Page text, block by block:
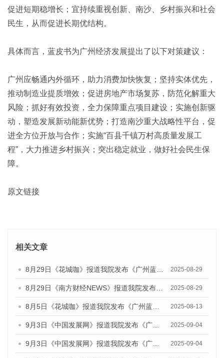
促进短期稳增长；宜持续重视创新、南沙、乡村振兴和社会
民生，从而促进长期优结构。
具体而言，蓝皮书为广州经济发展提出了以下对策建议：
广州应畅通内外循环，助力消费加快恢复；坚持实体优先，
推动制造业提质增效；促进房地产市场复苏，防范化解重大
风险；抓好有效投资，全力保障重点项目建设；实施创新驱
动，塑造发展新动能新优势；打造南沙重大战略性平台，促
进全方位开放与合作；实施“百县千镇万村高质量发展工
程”，大力推进乡村振兴；突出稳定就业，做好社会民生保
障。
原文链接
相关文章
2025-08-29
2025-08-29
2025-08-13
2025-09-04
2025-09-04